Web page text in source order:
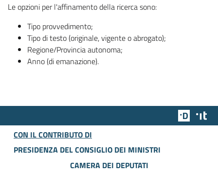
Le opzioni per l'affinamento della ricerca sono:
Tipo provvedimento;
Tipo di testo (originale, vigente o abrogato);
Regione/Provincia autonoma;
Anno (di emanazione).
Team
CON IL CONTRIBUTO DI
PRESIDENZA DEL CONSIGLIO DEI MINISTRI
CAMERA DEI DEPUTATI